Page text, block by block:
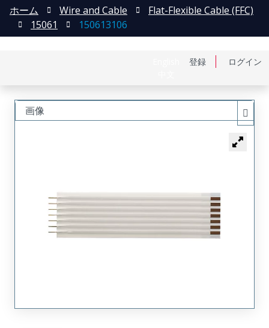
登録 ログイン
ホーム Wire and Cable
Flat-Flexible Cable (FFC)
15061
150613106
画像